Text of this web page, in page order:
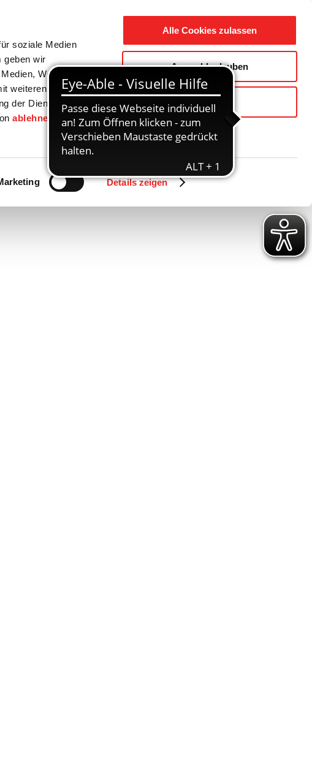
soziale Medien
geben wir
Werbung
weiteren Daten
der Dienste
ablehnen
gesetzt.
Details zeigen
Alle Cookies zulassen
Auswahl erlauben
Ablehnen
/ Freizeit Gemeinde / Geschichte
Zurück